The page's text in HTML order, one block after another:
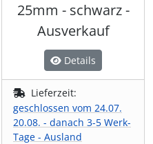
25mm - schwarz -
Ausverkauf
Details
Lieferzeit:
geschlossen vom 24.07.
20.08. - danach 3-5 Werk-
Tage - Ausland